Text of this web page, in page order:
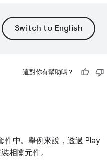
這對你有幫助嗎？
件中。舉例來說，透過 Play
相關元件。